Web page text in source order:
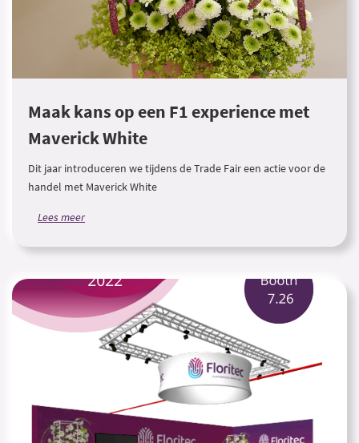
Maak kans op een F1 experience met
Maverick White
Dit jaar introduceren we tijdens de Trade Fair een actie voor de
handel met Maverick White
Lees meer